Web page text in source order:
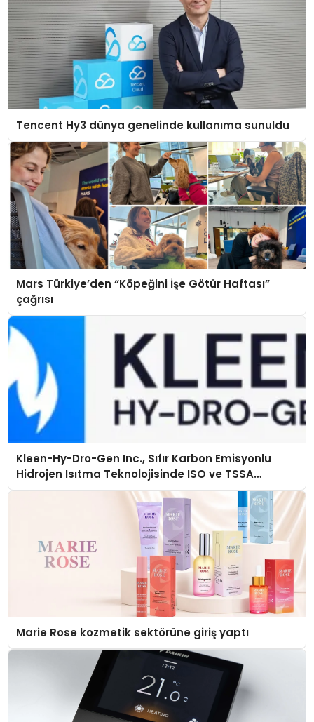
Tencent Hy3 dünya genelinde kullanıma sunuldu
Mars Türkiye’den “Köpeğini İşe Götür Haftası”
çağrısı
Kleen-Hy-Dro-Gen Inc., Sıfır Karbon Emisyonlu
Hidrojen Isıtma Teknolojisinde ISO ve TSSA
Düzenleyici Onaylarını Aldı
Marie Rose kozmetik sektörüne giriş yaptı